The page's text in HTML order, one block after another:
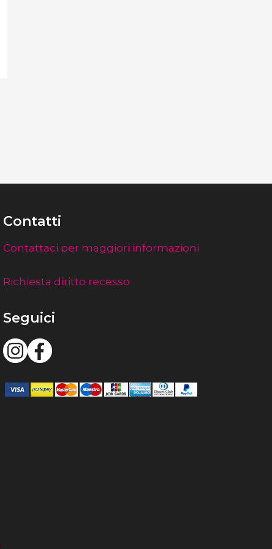
Contatti
Contattaci per maggiori informazioni
Richiesta diritto recesso
Seguici